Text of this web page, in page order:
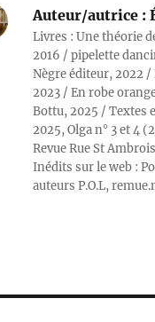
Auteur/autrice :
Livres : Une théorie
2016 / pipelette
Nègre éditeur, 2022
2023 / En robe
Bottu, 2025 / Textes
2025, Olga n° 3 et 4
Revue Rue St
Inédits sur le web :
auteurs P.O.L,